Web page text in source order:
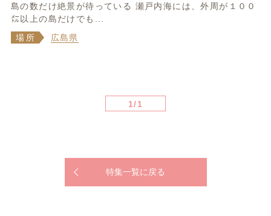
島の数だけ絶景が待っている 瀬戸内海には、外周が１００
㍍以上の島だけでも...
場所
広島県
1/1
特集一覧に戻る